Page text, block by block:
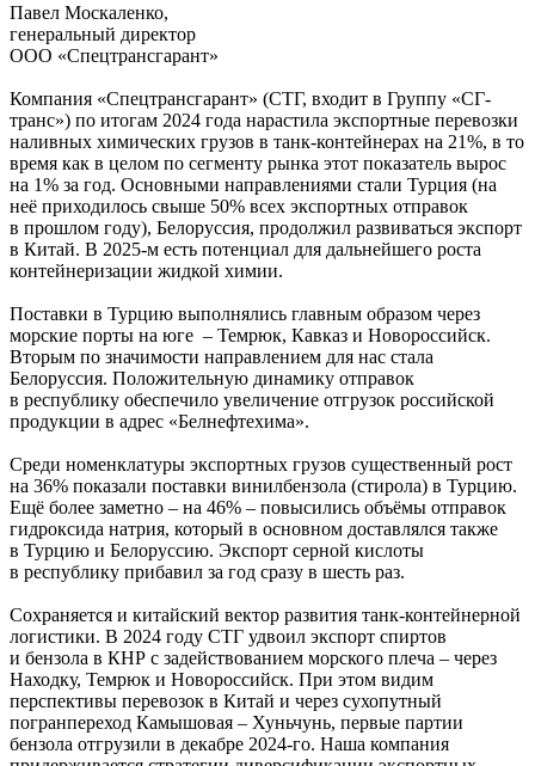
Павел Москаленко,
генеральный ­директор
ООО «Спецтранс­­гарант»
Компания «Спецтрансгарант» (СТГ, входит в Группу ­«СГ-
транс») по итогам 2024 года нарастила экспортные перевозки
наливных химических грузов в танк-контейнерах на 21%, в то
время как в целом по сегменту рынка этот показатель вырос
на 1% за год. Основными направлениями стали Турция (на
неё приходилось свыше 50% всех экспортных отправок
в прошлом году), Белоруссия, продолжил развиваться экспорт
в Китай. В 2025-м есть потенциал для дальнейшего роста
контейнеризации жидкой химии.
Поставки в Турцию выполнялись главным образом через
морские порты на юге – Темрюк, Кавказ и Новороссийск.
Вторым по значимости направлением для нас стала
Белоруссия. Положительную динамику отправок
в республику обеспечило увеличение отгрузок российской
продукции в адрес «Белнефтехима».
Среди номенклатуры экспортных грузов существенный рост
на 36% показали поставки винилбензола (стирола) в Турцию.
Ещё более заметно – на 46% – повысились объёмы отправок
гидроксида натрия, который в основном доставлялся также
в Турцию и Белоруссию. Экспорт серной кислоты
в республику прибавил за год сразу в шесть раз.
Сохраняется и китайский вектор развития танк-контейнерной
логистики. В 2024 году СТГ удвоил экспорт спиртов
и бензола в КНР с задействованием морского плеча – через
Находку, Темрюк и Новороссийск. При этом видим
перспективы перевозок в Китай и через сухопутный
погранпереход Камышовая – Хуньчунь, первые партии
бензола отгрузили в декабре 2024-го. Наша компания